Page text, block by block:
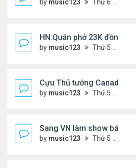
by music123 Thứ 6 Tháng 1 10, 2025 4:11 pm
HN:Quán phở 23K đồng
by music123 Thứ 5 Tháng 7 30, 2026 7:11 pm
Cựu Thủ tướng Canada
by music123 Thứ 5 Tháng 7 30, 2026 7:04 pm
Sang VN làm show bán vé
by music123 Thứ 5 Tháng 7 30, 2026 6:51 pm